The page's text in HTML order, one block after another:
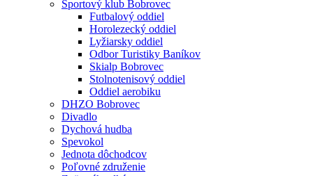
Športový klub Bobrovec
Futbalový oddiel
Horolezecký oddiel
Lyžiarsky oddiel
Odbor Turistiky Baníkov
Skialp Bobrovec
Stolnotenisový oddiel
Oddiel aerobiku
DHZO Bobrovec
Divadlo
Dychová hudba
Spevokol
Jednota dôchodcov
Poľovné združenie